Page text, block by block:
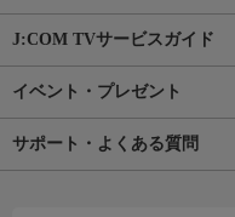
J:COM TVサービスガイド
イベント・プレゼント
サポート・よくある質問